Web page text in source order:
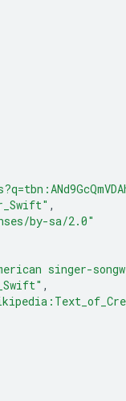
,
by-sa/2.0"
singer-
,